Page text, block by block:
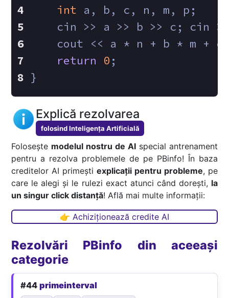
int a, b, c, n, m, p;
cin >> a >> b >> c; cin
cout << a * n + b * m + c
return
0 ;
}
Explică rezolvarea
folosind Inteligența Artificială
Folosește modelul nostru de AIspecial antrenament
pentru a rezolva problemele de pe PBinfo! În baza
creditelor AI primești explicații pentru probleme, pe
care le alegi și le rulezi exact atunci când dorești, la
un singur click distanță! Află mai multe informații:
👉 Achiziționează credite AI
Rezolvări PBinfo din aceeași
categorie
#44primeinterval